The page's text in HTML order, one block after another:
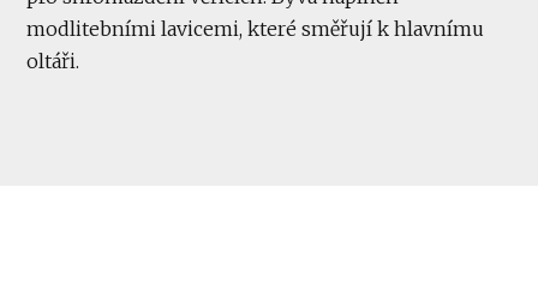
modlitebními lavicemi, které směřují k hlavnímu
oltáři.